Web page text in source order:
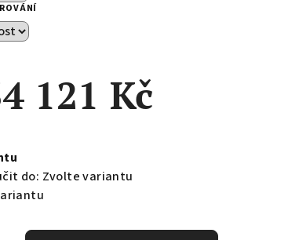
121 Kč
do: Zvolte variantu